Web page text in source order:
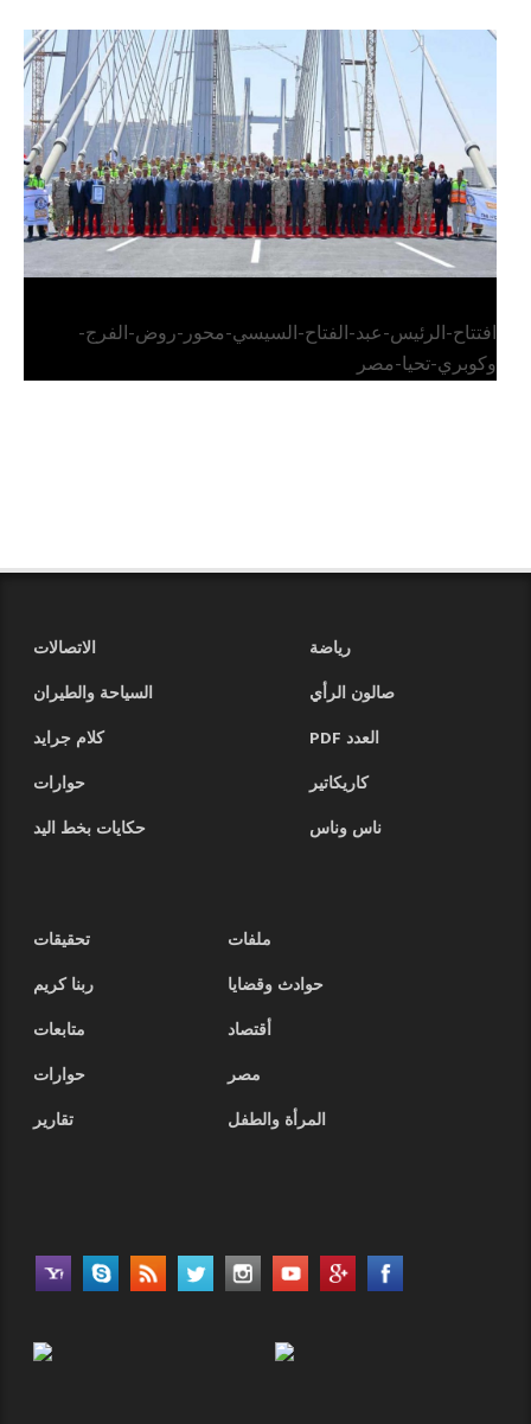
الرئيس عبد الفتاح السيسي يفتتح محور روض الفرج
وكوبري تحيا مصر
افتتاح-الرئيس-عبد-الفتاح-السيسي-محور-روض-الفرج-
وكوبري-تحيا-مصر
رياضة
الاتصالات
صالون الرأي
السياحة والطيران
العدد PDF
كلام جرايد
كاريكاتير
حوارات
ناس وناس
حكايات بخط اليد
ملفات
تحقيقات
حوادث وقضايا
ربنا كريم
أقتصاد
متابعات
مصر
حوارات
المرأة والطفل
تقارير